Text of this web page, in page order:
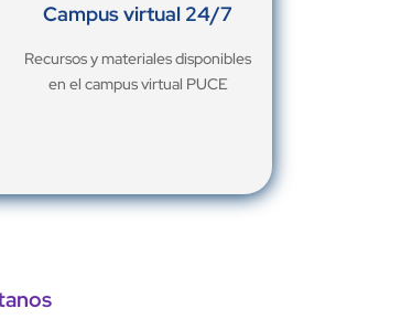
Campus virtual 24/7
Recursos y materiales disponibles
en el campus virtual PUCE